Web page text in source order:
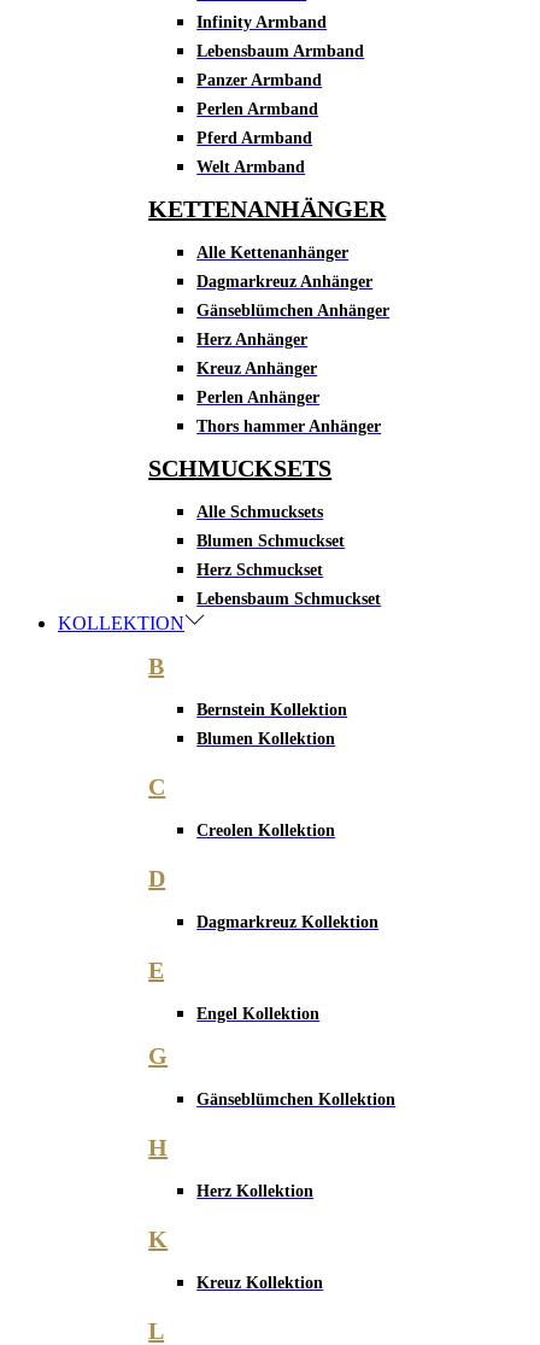
Infinity Armband
Lebensbaum Armband
Panzer Armband
Perlen Armband
Pferd Armband
Welt Armband
KETTENANHÄNGER
Alle Kettenanhänger
Dagmarkreuz Anhänger
Gänseblümchen Anhänger
Herz Anhänger
Kreuz Anhänger
Perlen Anhänger
Thors hammer Anhänger
SCHMUCKSETS
Alle Schmucksets
Blumen Schmuckset
Herz Schmuckset
Lebensbaum Schmuckset
KOLLEKTION
B
Bernstein Kollektion
Blumen Kollektion
C
Creolen Kollektion
D
Dagmarkreuz Kollektion
E
Engel Kollektion
G
Gänseblümchen Kollektion
H
Herz Kollektion
K
Kreuz Kollektion
L